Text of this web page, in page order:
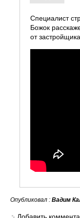
Специалист
Божок
от
Опубликовал : Вадим